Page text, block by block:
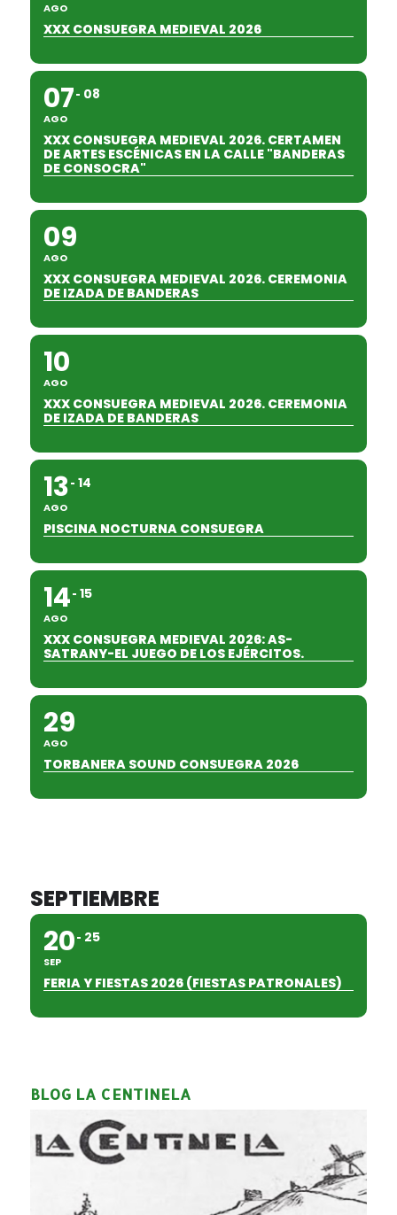
AGO
XXX CONSUEGRA MEDIEVAL 2026
07
AGO
08
XXX CONSUEGRA MEDIEVAL 2026. CERTAMEN
DE ARTES ESCÉNICAS EN LA CALLE "BANDERAS
DE CONSOCRA"
09
AGO
XXX CONSUEGRA MEDIEVAL 2026. CEREMONIA
DE IZADA DE BANDERAS
10
AGO
XXX CONSUEGRA MEDIEVAL 2026. CEREMONIA
DE IZADA DE BANDERAS
13
AGO
14
PISCINA NOCTURNA CONSUEGRA
14
AGO
15
XXX CONSUEGRA MEDIEVAL 2026: AS-
SATRANY-EL JUEGO DE LOS EJÉRCITOS.
29
AGO
TORBANERA SOUND CONSUEGRA 2026
SEPTIEMBRE
20
SEP
25
FERIA Y FIESTAS 2026 (FIESTAS PATRONALES)
BLOG LA CENTINELA